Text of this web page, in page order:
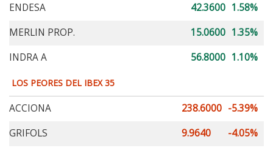
ENDESA
42.3600 1.58%
MERLIN PROP.
15.0600 1.35%
INDRA A
56.8000 1.10%
LOS PEORES DEL IBEX 35
ACCIONA 238.6000 -5.39%
GRIFOLS
9.9640
-4.05%